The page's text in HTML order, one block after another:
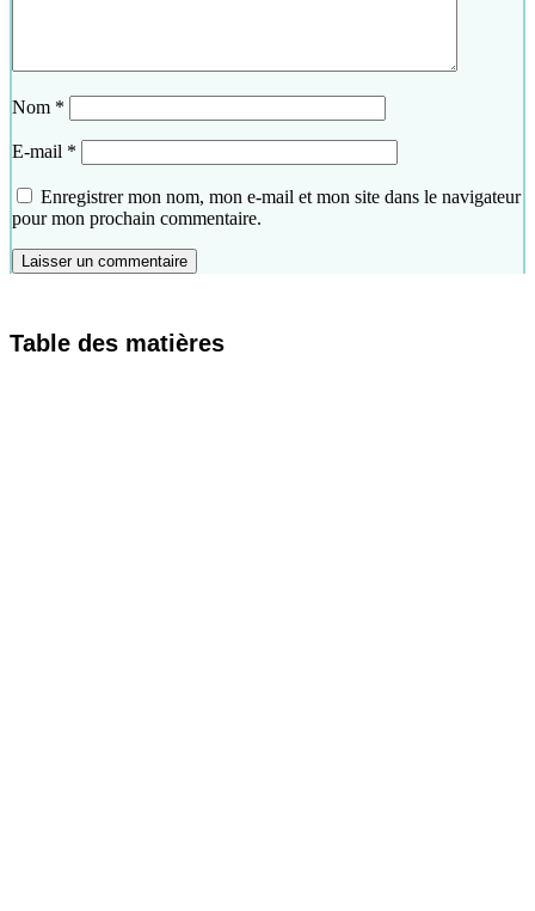
Nom *
E-mail *
Enregistrer mon nom, mon e-mail et mon site dans le navigateur
pour mon prochain commentaire.
Table des matières